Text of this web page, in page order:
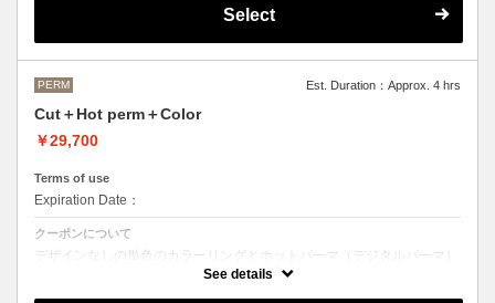
●カラーリングは髪の長さにより別途ロング料金を頂戴いたします。
Select
PERM Est. Duration：Approx. 4 hrs
Cut＋Hot perm＋Color
￥29,700
Terms of use
Expiration Date：
クーポンについて
デザインなしの単色のカラーリングとホットパーマ（デジタルパーマ）
See details